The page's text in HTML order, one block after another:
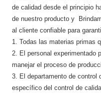
de calidad desde el principio
de nuestro producto y
al cliente confiable para
1. Todas las materias primas
2. El personal experimentado
manejar el proceso de
3. El departamento de control
específico del control de